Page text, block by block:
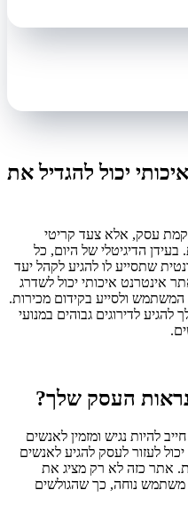
יכול להגדיל את
עסק, אלא צעד קריטי
הדיגיטלי של היום, כל
שתסייע לו להגיע לקהל יעד
אינטרנט איכותי יכול לשדרג
ולסייע בקידום מכירות.
לדירוגים גבוהים במנועי
העסק שלך?
להיות נגיש ומזמין לאנשים
לעזור לעסק להגיע לאנשים
אתר כזה לא רק מציג את
נוחה, כך שהגולשים